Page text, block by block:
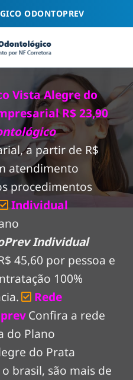
ODONTOPREV
Vista Alegre do
R$ 23,90
a partir de R$
atendimento
procedimentos
Individual
Individual
45,60 por pessoa e
100%
Rede
Confira a rede
do Plano
do Prata
brasil, são mais de